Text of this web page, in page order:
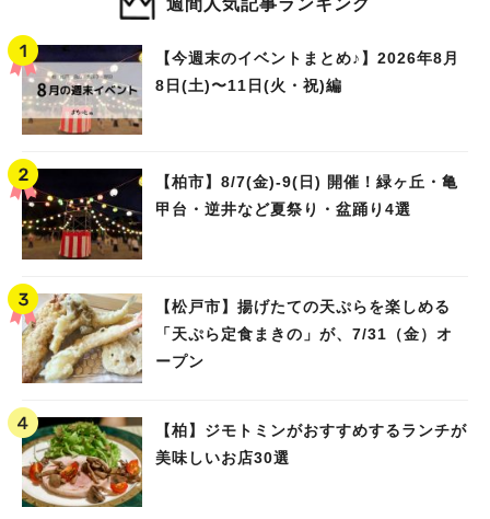
週間人気記事ランキング
【今週末のイベントまとめ♪】2026年8月
8日(土)〜11日(火・祝)編
【柏市】8/7(金)‐9(日) 開催！緑ヶ丘・亀
甲台・逆井など夏祭り・盆踊り4選
【松戸市】揚げたての天ぷらを楽しめる
「天ぷら定食まきの」が、7/31（金）オ
ープン
【柏】ジモトミンがおすすめするランチが
美味しいお店30選